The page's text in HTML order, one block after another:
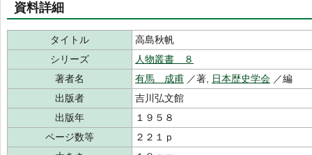
資料詳細
タイトル
高島秋帆
シリーズ
人物叢書 ８
著者名
有馬 成甫 ／著, 日本歴史学会 ／編
出版者
吉川弘文館
出版年
１９５８
ページ数等
２２１ｐ